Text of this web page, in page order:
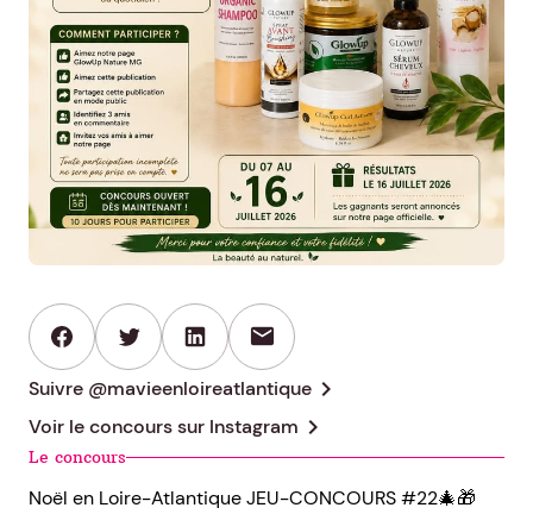
mail
Suivre @mavieenloireatlantique chevron_right
Voir le concours sur Instagram chevron_right
Le concours
Noël en Loire-Atlantique JEU-CONCOURS #22🎄🎁